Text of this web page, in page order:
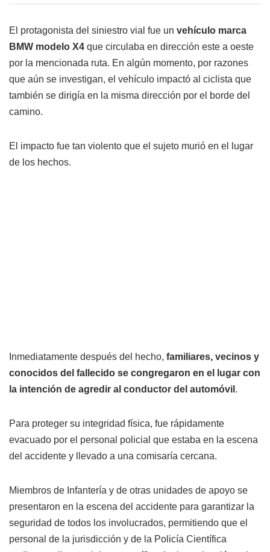
El protagonista del siniestro vial fue un vehículo marca
BMW modelo X4 que circulaba en dirección este a oeste
por la mencionada ruta. En algún momento, por razones
que aún se investigan, el vehículo impactó al ciclista que
también se dirigía en la misma dirección por el borde del
camino.
El impacto fue tan violento que el sujeto murió en el lugar
de los hechos.
Inmediatamente después del hecho, familiares, vecinos y
conocidos del fallecido se congregaron en el lugar con
la intención de agredir al conductor del automóvil .
Para proteger su integridad física, fue rápidamente
evacuado por el personal policial que estaba en la escena
del accidente y llevado a una comisaría cercana.
Miembros de Infantería y de otras unidades de apoyo se
presentaron en la escena del accidente para garantizar la
seguridad de todos los involucrados, permitiendo que el
personal de la jurisdicción y de la Policía Científica